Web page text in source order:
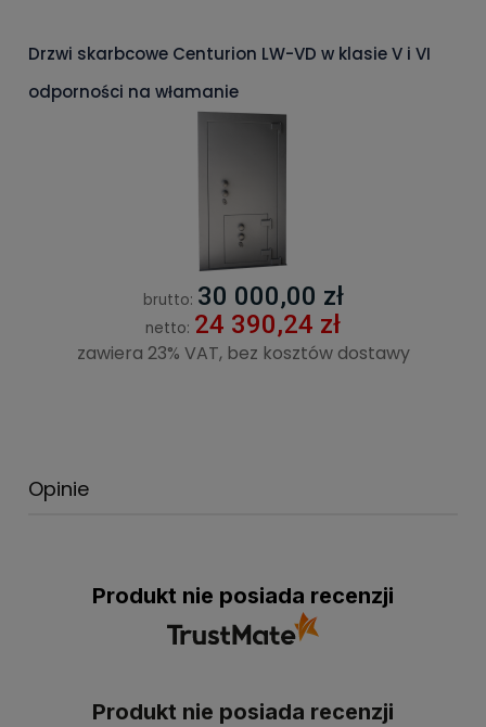
Drzwi skarbcowe Centurion LW-VD w klasie V i VI
odporności na włamanie
brutto: 30 000,00 zł
netto: 24 390,24 zł
zawiera 23% VAT, bez kosztów dostawy
Opinie
Produkt nie posiada recenzji
Produkt nie posiada recenzji